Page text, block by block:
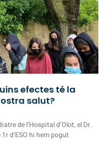
efectes té la
salut?
de l’Hospital d’Olot, el Dr.
d’ESO hi hem pogut